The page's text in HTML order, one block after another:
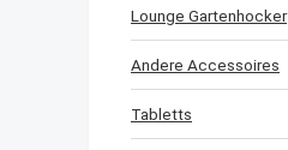
Lounge Gartenhocker
Andere Accessoires
Tabletts